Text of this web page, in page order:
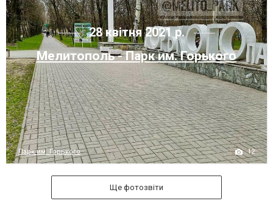
28 квітня 2021 р.
Мелитополь - Парк им. Горького
Парк им. Горького 12
Ще фотозвіти